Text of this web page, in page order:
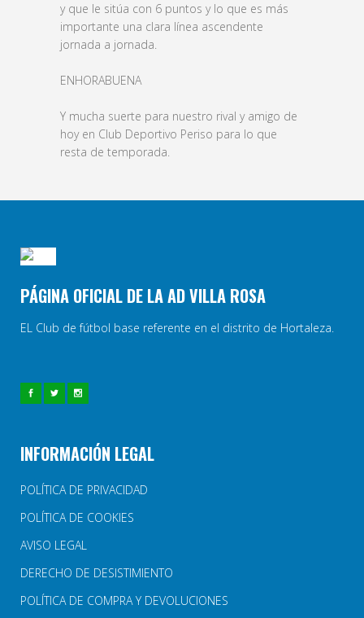
y que le sitúa con 6 puntos y lo que es más
importante una clara línea ascendente
jornada a jornada.
ENHORABUENA
Y mucha suerte para nuestro rival y amigo de
hoy en Club Deportivo Periso para lo que
resta de temporada.
PÁGINA OFICIAL DE LA AD VILLA ROSA
EL Club de fútbol base referente en el distrito de Hortaleza.
INFORMACIÓN LEGAL
POLÍTICA DE PRIVACIDAD
POLÍTICA DE COOKIES
AVISO LEGAL
DERECHO DE DESISTIMIENTO
POLÍTICA DE COMPRA Y DEVOLUCIONES